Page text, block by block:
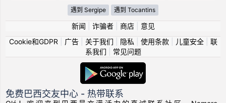
遇到 Sergipe 遇到 Tocantins
新闻 诈骗者| 商店| 意见
Cookie和GDPR
广告| 关于我们 隐私 使用条款| 儿童安全| 联
系我们
常见问题
免费巴西交友中心 - 热带联系